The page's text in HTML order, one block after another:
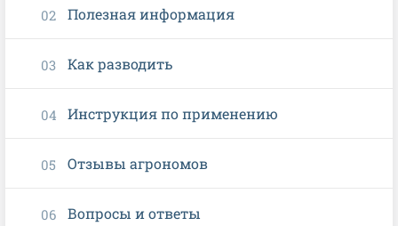
Полезная информация
Как разводить
Инструкция по применению
Отзывы агрономов
Вопросы и ответы